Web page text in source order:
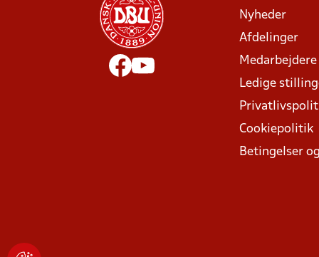
Nyheder
Afdelinger
Medarbejdere
Ledige
Cookiepolitik
Betingelser